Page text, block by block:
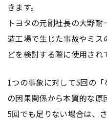
きます。
トヨタの元副社長の大野
造工場で生じた事故やミ
どを検討する際に使用され
1つの事象に対して5回の
の因果関係から本質的な原
5回でも足りない場合は、